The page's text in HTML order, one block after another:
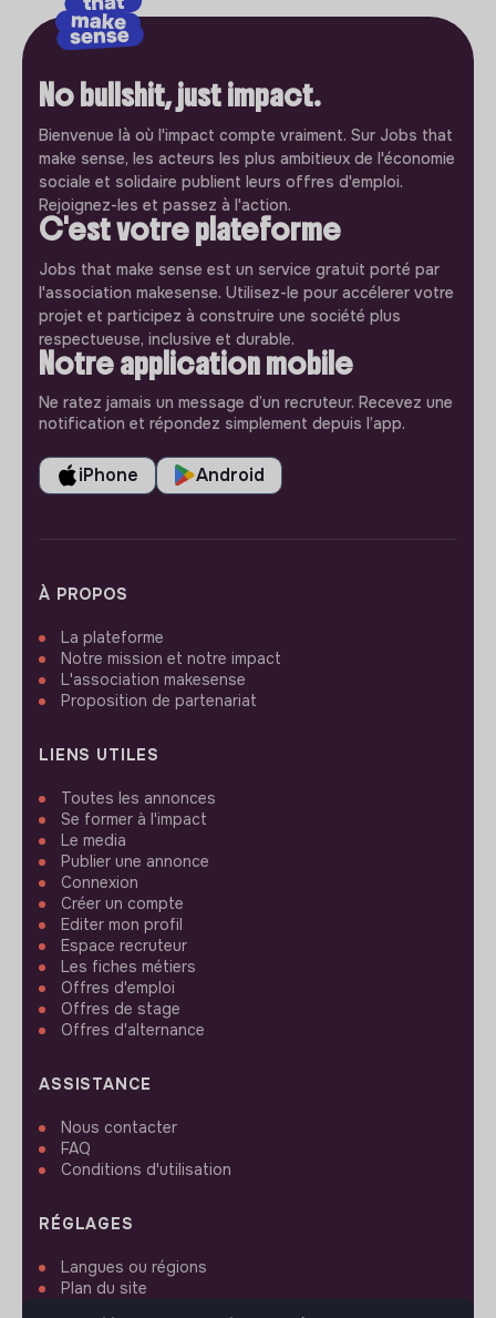
No bullshit, just impact.
Bienvenue là où l'impact compte vraiment. Sur Jobs that
make sense, les acteurs les plus ambitieux de l'économie
sociale et solidaire publient leurs offres d'emploi.
Rejoignez-les et passez à l'action.
C'est votre plateforme
Jobs that make sense est un service gratuit porté par
l'association makesense. Utilisez-le pour accélerer votre
projet et participez à construire une société plus
respectueuse, inclusive et durable.
Notre application mobile
Ne ratez jamais un message d’un recruteur. Recevez une
notification et répondez simplement depuis l’app.
iPhone Android
À PROPOS
La plateforme
Notre mission et notre impact
L'association makesense
Proposition de partenariat
LIENS UTILES
Toutes les annonces
Se former à l'impact
Le media
Publier une annonce
Connexion
Créer un compte
Editer mon profil
Espace recruteur
Les fiches métiers
Offres d'emploi
Offres de stage
Offres d'alternance
ASSISTANCE
Nous contacter
FAQ
Conditions d'utilisation
RÉGLAGES
Langues ou régions
Plan du site